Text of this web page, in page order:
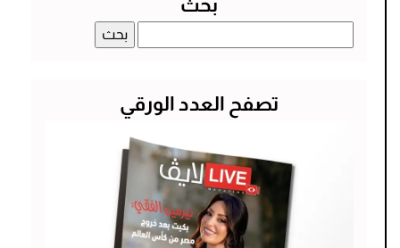
بحث
عن:
تصفح العدد الورقي